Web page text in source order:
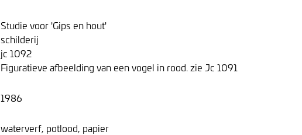
Studie voor 'Gips en hout'
schilderij
jc 1092
Figuratieve afbeelding van een vogel in rood. zie Jc 1091
1986
waterverf, potlood, papier